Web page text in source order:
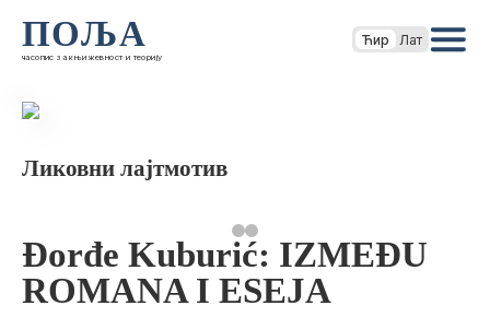
ПОЉА
часопис за књижевност и теорију
Ћир Лат
Ликовни лајтмотив
Đorđe Kuburić: IZMEĐU
ROMANA I ESEJA